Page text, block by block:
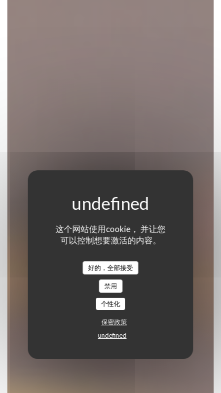
这个网站使用cookie， 并让您
可以控制想要激活的内容。
好的，全部接受
禁用
个性化
保密政策
undefined
Casa Di Peppe
意大利餐厅|PARIS
预订餐位